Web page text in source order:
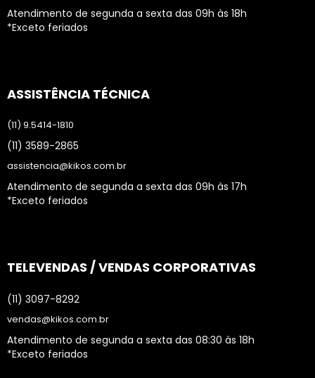
Atendimento de segunda a sexta das 09h às 18h
*Exceto feriados
ASSISTÊNCIA TÉCNICA
(11) 9.5414-1810
(11) 3589-2865
assistencia@kikos.com.br
Atendimento de segunda a sexta das 09h às 17h
*Exceto feriados
TELEVENDAS / VENDAS CORPORATIVAS
(11) 3097-8292
vendas@kikos.com.br
Atendimento de segunda a sexta das 08:30 às 18h
*Exceto feriados